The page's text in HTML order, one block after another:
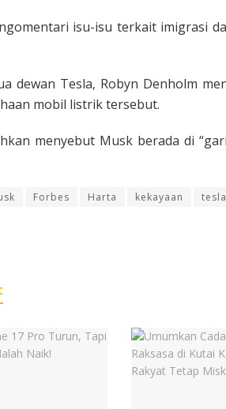
isu-isu terkait imigrasi
dewan Tesla, Robyn Denholm
mobil listrik tersebut.
menyebut Musk berada di
Forbes Harta kekayaan tesla